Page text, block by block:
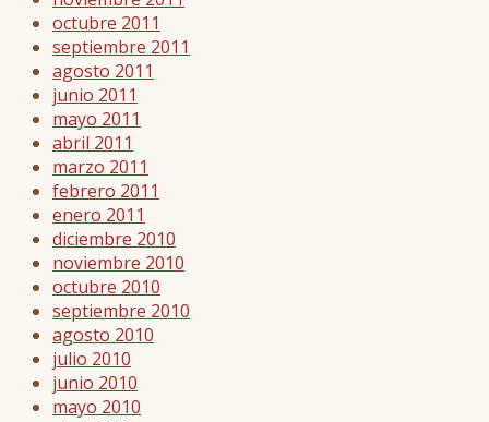
octubre 2011
septiembre 2011
agosto 2011
junio 2011
mayo 2011
abril 2011
marzo 2011
febrero 2011
enero 2011
diciembre 2010
noviembre 2010
octubre 2010
septiembre 2010
agosto 2010
julio 2010
junio 2010
mayo 2010